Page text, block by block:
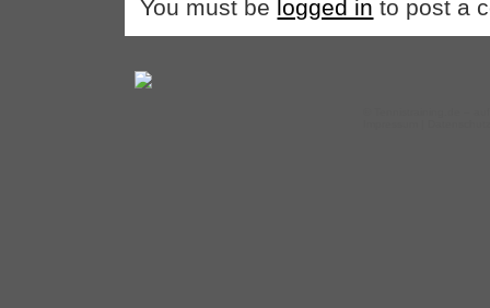
You must be logged in to post a